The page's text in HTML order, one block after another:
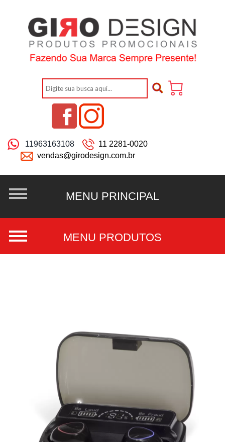
11963163108
11 2281-0020
vendas@girodesign.com.br